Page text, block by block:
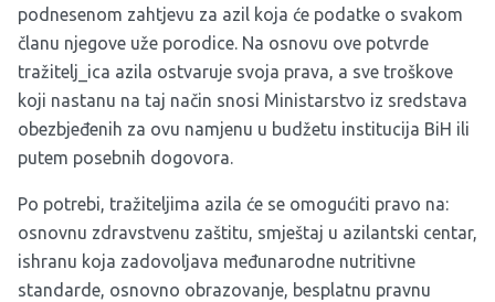
podnesenom zahtjevu za azil koja će podatke o svakom
članu njegove uže porodice. Na osnovu ove potvrde
tražitelj_ica azila ostvaruje svoja prava, a sve troškove
koji nastanu na taj način snosi Ministarstvo iz sredstava
obezbjeđenih za ovu namjenu u budžetu institucija BiH ili
putem posebnih dogovora.
Po potrebi, tražiteljima azila će se omogućiti pravo na:
osnovnu zdravstvenu zaštitu, smještaj u azilantski centar,
ishranu koja zadovoljava međunarodne nutritivne
standarde, osnovno obrazovanje, besplatnu pravnu